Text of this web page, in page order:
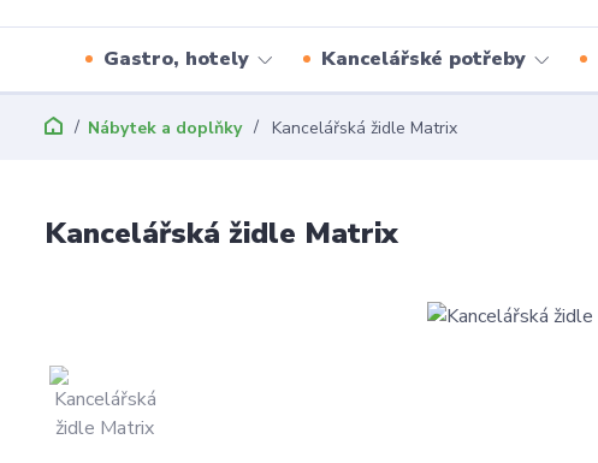
Gastro, hotely Kancelářské potřeby
Nábytek a doplňky Kancelářská židle Matrix
Kancelářská židle Matrix